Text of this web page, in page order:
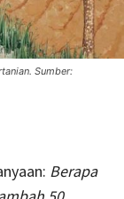
Sumber:
Berapa